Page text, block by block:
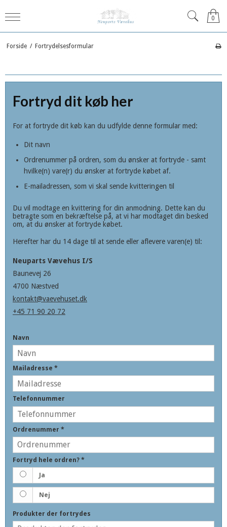
0
Forside / Fortrydelsesformular
Fortryd dit køb her
For at fortryde dit køb kan du udfylde denne formular med:
Dit navn
Ordrenummer på ordren, som du ønsker at fortryde - samt
hvilke(n) vare(r) du ønsker at fortryde købet af.
E-mailadressen, som vi skal sende kvitteringen til
Du vil modtage en kvittering for din anmodning. Dette kan du
betragte som en bekræftelse på, at vi har modtaget din besked
om, at du ønsker at fortryde købet.
Herefter har du 14 dage til at sende eller aflevere varen(e) til:
Neuparts Vævehus I/S
Baunevej 26
4700 Næstved
kontakt@vaevehuset.dk
+45 71 90 20 72
Navn
Mailadresse *
Telefonnummer
Ordrenummer *
Fortryd hele ordren? *
Ja
Nej
Produkter der fortrydes